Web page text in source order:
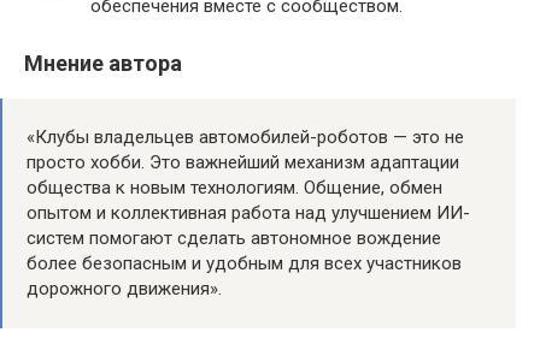
обеспечения вместе с сообществом.
Мнение автора
«Клубы владельцев автомобилей-роботов — это не
просто хобби. Это важнейший механизм адаптации
общества к новым технологиям. Общение, обмен
опытом и коллективная работа над улучшением ИИ-
систем помогают сделать автономное вождение
более безопасным и удобным для всех участ­ников
дорожного движения».